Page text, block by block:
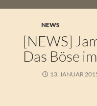
NEWS
[NEWS]
Das Böse
13. JANUAR